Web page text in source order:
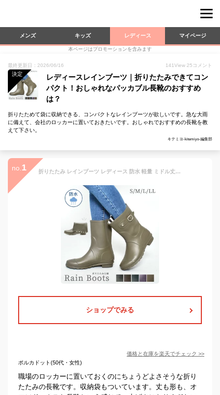
メンズ キッズ レディース マイページ
本ページはプロモーションを含みます
最終更新日：2026/06/16 141View 25 コメント
決定
レディースレインブーツ｜折りたたみできてコン
パクト！おしゃれなパッカブル長靴のおすすめ
は？
折りたためて袋に収納できる、コンパクトなレインブーツが欲しいです。急な大雨
に備えて、会社のロッカーに置いておきたいです。おしゃれでおすすめの長靴を教
えて下さい。
キテミヨ-kitemiyo-編集部
no. 1 折りたたみ レインブーツ レディース 防水 軽量 ミドル丈 ショート丈 滑りにくい パッカブル コンパクト レインシューズ 履き替え用 取り外しインソール アウトドア 雨具 梅雨対策 台風対策 携帯用 おしゃれ TODOS トドス TO-132
ショップでみる
価格と在庫を楽天でチェック >>
ポルカドット(50代・女性)
職場のロッカーに置いておくのにちょうどよさそうな折り
たたみの長靴です。収納袋もついています。丈も形も、オ